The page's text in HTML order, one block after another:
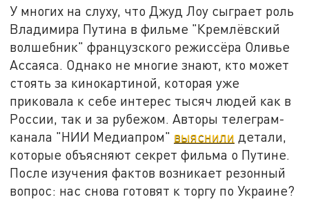
У многих на слуху, что Джуд Лоу сыграет роль
Владимира Путина в фильме "Кремлёвский
волшебник" французского режиссёра Оливье
Ассаяса. Однако не многие знают, кто может
стоять за кинокартиной, которая уже
приковала к себе интерес тысяч людей как в
России, так и за рубежом. Авторы телеграм-
канала "НИИ Медиапром" выяснили детали,
которые объясняют секрет фильма о Путине.
После изучения фактов возникает резонный
вопрос: нас снова готовят к торгу по Украине?